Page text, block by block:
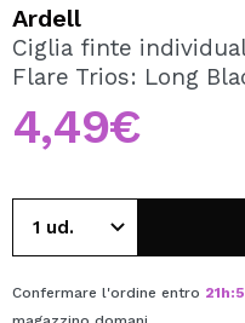
Creando un account su
acquisti velocemente,
Ardell
Ciglia finte
Flare Trios: Long
4,49€
Confermare l'ordine entro 21h: